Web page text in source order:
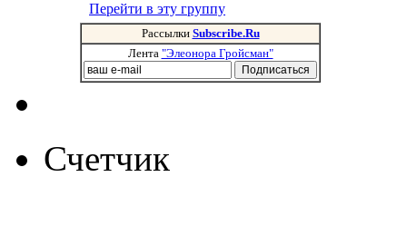
Перейти в эту группу
Рассылки Subscribe.Ru
Лента "Элеонора Гройсман"
Счетчик